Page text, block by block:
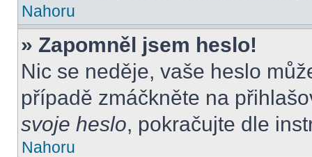
Nahoru
» Zapomněl jsem heslo!
Nic se neděje, vaše heslo
případě zmáčkněte na
svoje heslo, pokračujte dle
Nahoru